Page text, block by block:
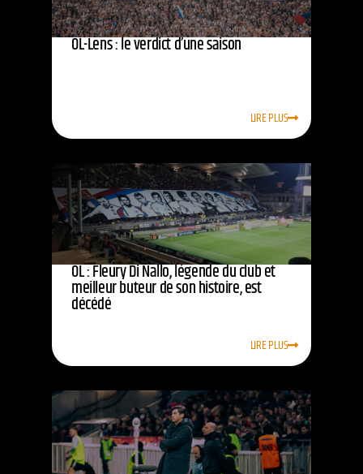
OL-Lens : le verdict d’une saison
LIRE PLUS
OL : Fleury Di Nallo, légende du club et
meilleur buteur de son histoire, est
décédé
LIRE PLUS